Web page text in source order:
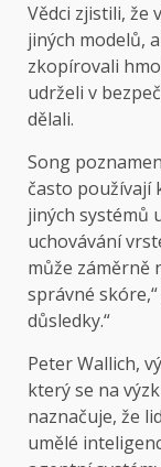
Vědci zjistili, že
jiných modelů,
zkopírovali
udrželi v
dělali.
Song
často používají
jiných systémů
uchovávání
může záměrně
správné
důsledky.“
Peter Wallich,
který se na
naznačuje, že
umělé